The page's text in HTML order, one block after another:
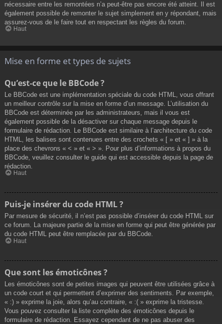
nécessaire entre les remontées n’a peut-être pas encore été atteint. Il est
également possible de remonter le sujet simplement en y répondant, mais
assurez-vous de le faire tout en respectant les règles du forum.
Haut
Mise en forme et types de sujets
Qu’est-ce que le BBCode ?
Le BBCode est une implémentation spéciale du code HTML, vous offrant
un meilleur contrôle sur la mise en forme d’un message. L’utilisation du
BBCode est déterminée par les administrateurs, mais il vous est
également possible de la désactiver sur chaque message depuis le
formulaire de rédaction. Le BBCode est similaire à l’architecture du code
HTML, les balises sont contenues entre des crochets « [ » et « ] » à la
place des chevrons « < » et « > ». Pour plus d’informations à propos du
BBCode, veuillez consulter le guide qui est accessible depuis la page de
rédaction.
Haut
Puis-je insérer du code HTML ?
Par mesure de sécurité, il n’est pas possible d’insérer du code HTML sur
ce forum. La majeure partie de la mise en forme qui peut être générée par
du code HTML peut être remplacée par du BBCode.
Haut
Que sont les émoticônes ?
Les émoticônes sont de petites images qui peuvent être utilisées grâce à
un code court et qui permettent d’exprimer des sentiments. Par exemple,
« :) » exprime la joie, alors qu’au contraire, « :( » exprime la tristesse.
Vous pouvez consulter la liste complète des émoticônes depuis le
formulaire de rédaction. Essayez cependant de ne pas abuser des